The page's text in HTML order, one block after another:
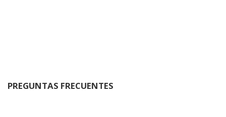
PREGUNTAS FRECUENTES